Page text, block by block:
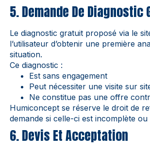
5. Demande De Diagnostic
Le diagnostic gratuit proposé via le
l’utilisateur d’obtenir une première
situation.
Ce diagnostic :
Est sans engagement
Peut nécessiter une visite sur
Ne constitue pas une offre
Humiconcept se réserve le droit de
demande si celle-ci est incomplète ou
6. Devis Et Acceptation